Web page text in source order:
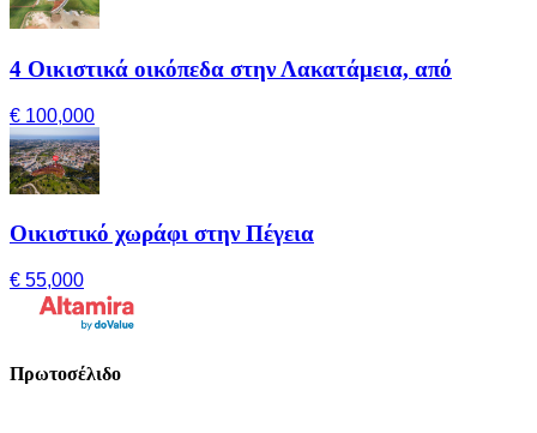
4 Οικιστικά οικόπεδα στην Λακατάμεια, από
€ 100,000
Οικιστικό χωράφι στην Πέγεια
€ 55,000
Πρωτοσέλιδο